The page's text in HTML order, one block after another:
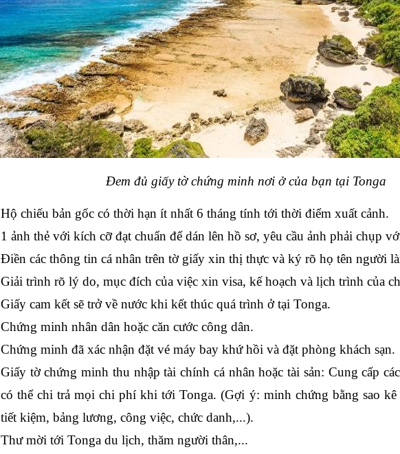
Đem đủ giấy tờ chứng minh nơi ở của bạn tại Tonga
Hộ chiếu bản gốc có thời hạn ít nhất 6 tháng tính tới thời điểm xuất cảnh.
1 ảnh thẻ với kích cỡ đạt chuẩn để dán lên hồ sơ, yêu cầu ảnh phải chụp
Điền các thông tin cá nhân trên tờ giấy xin thị thực và ký rõ họ tên người
Giải trình rõ lý do, mục đích của việc xin visa, kế hoạch và lịch trình của
Giấy cam kết sẽ trở về nước khi kết thúc quá trình ở tại Tonga.
Chứng minh nhân dân hoặc căn cước công dân.
Chứng minh đã xác nhận đặt vé máy bay khứ hồi và đặt phòng khách sạn.
Giấy tờ chứng minh thu nhập tài chính cá nhân hoặc tài sản: Cung cấp
có thể chi trả mọi chi phí khi tới Tonga. (Gợi ý: minh chứng bằng sao kê
tiết kiệm, bảng lương, công việc, chức danh,...).
Thư mời tới Tonga du lịch, thăm người thân,...